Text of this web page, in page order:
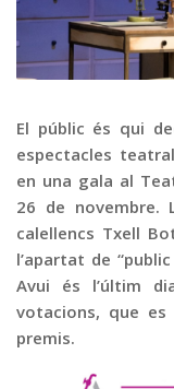
Publicitat
Contacte
El públic és qui
espectacles
en una gala al
26 de novembre.
calellencs Txell
l’apartat de
Avui és l’últim
votacions, que
premis.